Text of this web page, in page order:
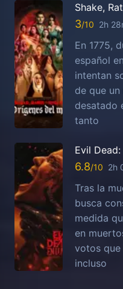
Shake,
3 2h
En 1775,
español
intentan
de que
desatado
tanto
Evil
6.8 2h
Tras la
busca
medida
en
votos que
incluso